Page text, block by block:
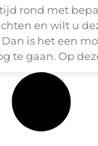
rond met
en wilt u
is het een
te gaan. Op